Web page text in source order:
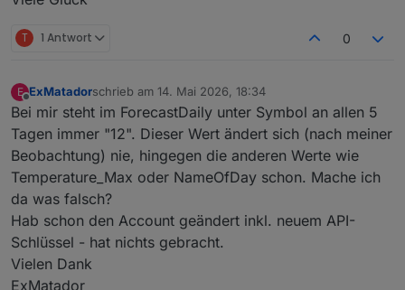
T 1 Antwort 0
E
Offline
ExMatadorschrieb am 14. Mai 2026, 18:34
zuletzt editiert von
Bei mir steht im ForecastDaily unter Symbol an allen 5
Tagen immer "12". Dieser Wert ändert sich (nach meiner
Beobachtung) nie, hingegen die anderen Werte wie
Temperature_Max oder NameOfDay schon. Mache ich
da was falsch?
Hab schon den Account geändert inkl. neuem API-
Schlüssel - hat nichts gebracht.
Vielen Dank
ExMatador